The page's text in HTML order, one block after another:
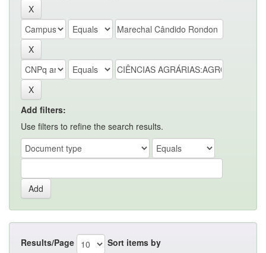
Add filters:
Use filters to refine the search results.
Results/Page Sort items by